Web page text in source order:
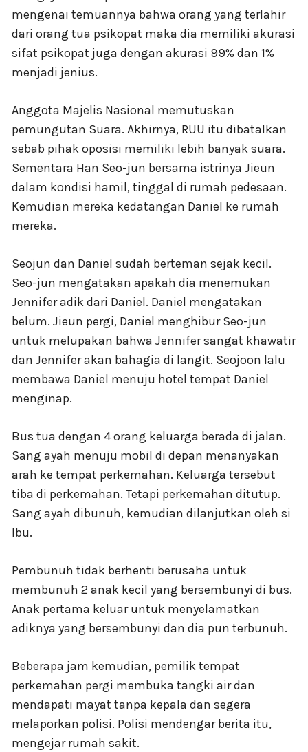
mengenai temuannya bahwa orang yang terlahir
dari orang tua psikopat maka dia memiliki akurasi
sifat psikopat juga dengan akurasi 99% dan 1%
menjadi jenius.
Anggota Majelis Nasional memutuskan
pemungutan Suara. Akhirnya, RUU itu dibatalkan
sebab pihak oposisi memiliki lebih banyak suara.
Sementara Han Seo-jun bersama istrinya Jieun
dalam kondisi hamil, tinggal di rumah pedesaan.
Kemudian mereka kedatangan Daniel ke rumah
mereka.
Seojun dan Daniel sudah berteman sejak kecil.
Seo-jun mengatakan apakah dia menemukan
Jennifer adik dari Daniel. Daniel mengatakan
belum. Jieun pergi, Daniel menghibur Seo-jun
untuk melupakan bahwa Jennifer sangat khawatir
dan Jennifer akan bahagia di langit. Seojoon lalu
membawa Daniel menuju hotel tempat Daniel
menginap.
Bus tua dengan 4 orang keluarga berada di jalan.
Sang ayah menuju mobil di depan menanyakan
arah ke tempat perkemahan. Keluarga tersebut
tiba di perkemahan. Tetapi perkemahan ditutup.
Sang ayah dibunuh, kemudian dilanjutkan oleh si
Ibu.
Pembunuh tidak berhenti berusaha untuk
membunuh 2 anak kecil yang bersembunyi di bus.
Anak pertama keluar untuk menyelamatkan
adiknya yang bersembunyi dan dia pun terbunuh.
Beberapa jam kemudian, pemilik tempat
perkemahan pergi membuka tangki air dan
mendapati mayat tanpa kepala dan segera
melaporkan polisi. Polisi mendengar berita itu,
mengejar rumah sakit.